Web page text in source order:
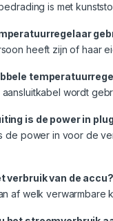
is met
heeft zijn of haar
wordt
is de power in
de power in voor de
verbruik van de accu?
af welk